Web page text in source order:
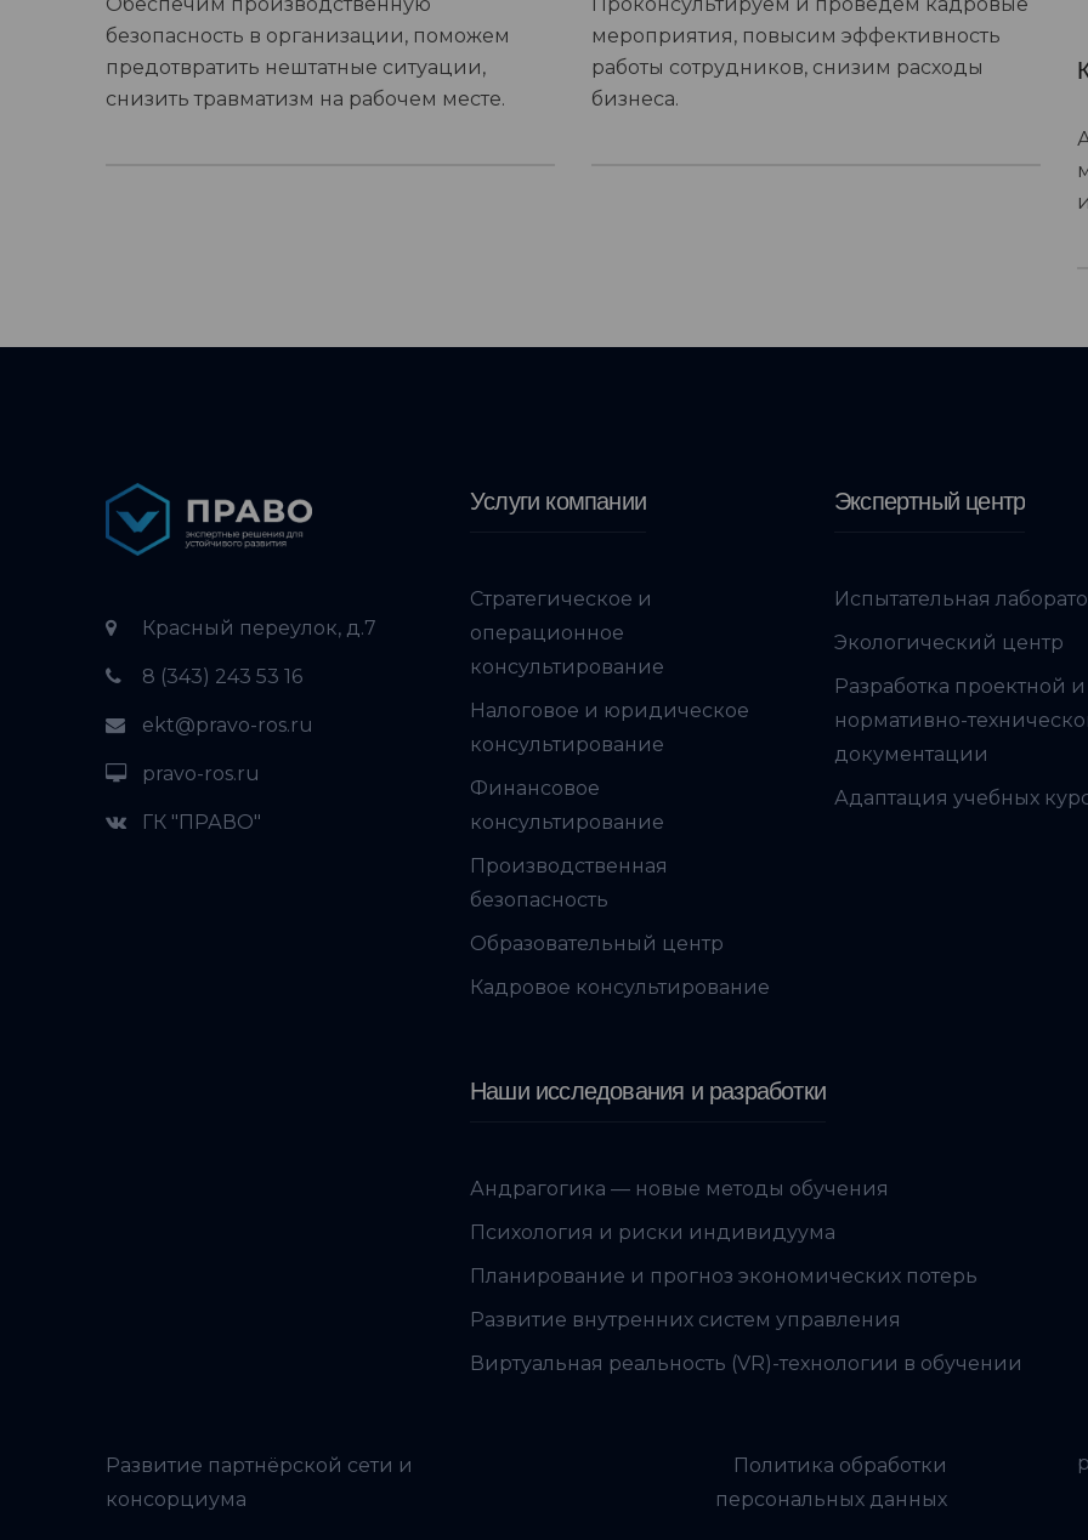
безопасность в организации, поможем
предотвратить нештатные ситуации,
снизить травматизм на рабочем месте.
мероприятия, повысим эффективность
работы сотрудников, снизим расходы
бизнеса.
Красный переулок, д.7
8 (343) 243 53 16
ekt@pravo-ros.ru
pravo-ros.ru
ГК "ПРАВО"
Услуги компании
Стратегическое и
операционное
консультирование
Налоговое и юридическое
консультирование
Финансовое
консультирование
Производственная
безопасность
Образовательный центр
Кадровое консультирование
Экспертный центр
Испытательная
Экологический центр
Разработка проектной и
нормативно-
документации
Адаптация учебных
Наши исследования и разработки
Андрагогика — новые методы обучения
Психология и риски индивидуума
Планирование и прогноз экономических потерь
Развитие внутренних систем управления
Виртуальная реальность (VR)-технологии в обучении
Развитие партнёрской сети и
консорциума
Политика обработки
персональных данных